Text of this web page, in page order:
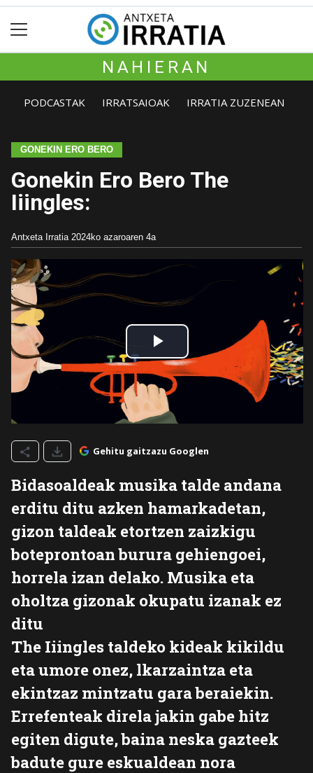
NAHIERAN
PODCASTAK IRRATSAIOAK IRRATIA ZUZENEAN
GONEKIN ERO BERO
Gonekin Ero Bero The
Iiingles:
Antxeta Irratia 2024ko azaroaren 4a
Gehitu gaitzazu Googlen
Bidasoaldeak musika talde andana
erditu ditu azken hamarkadetan,
gizon taldeak etortzen zaizkigu
boteprontoan burura gehiengoei,
horrela izan delako. Musika eta
oholtza gizonak okupatu izanak ez
ditu
The Iiingles taldeko kideak kikildu
eta umore onez, lkarzaintza eta
ekintzaz mintzatu gara beraiekin.
Errefenteak direla jakin gabe hitz
egiten digute, baina neska gazteek
badute gure eskualdean nora